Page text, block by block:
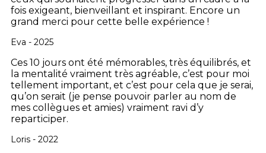
fois exigeant, bienveillant et inspirant. Encore un
grand merci pour cette belle expérience !
Eva - 2025
Ces 10 jours ont été mémorables, très équilibrés, et
la mentalité vraiment très agréable, c’est pour moi
tellement important, et c’est pour cela que je serai,
qu’on serait (je pense pouvoir parler au nom de
mes collègues et amies) vraiment ravi d’y
reparticiper.
Loris - 2022